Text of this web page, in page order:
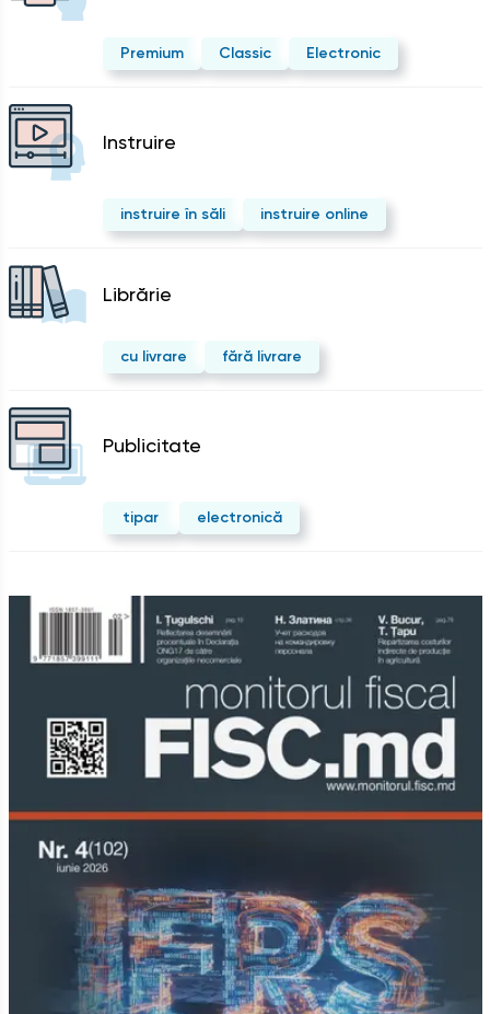
Premium Classic Electronic
Instruire
instruire în săli instruire online
Librărie
cu livrare fără livrare
Publicitate
tipar electronică